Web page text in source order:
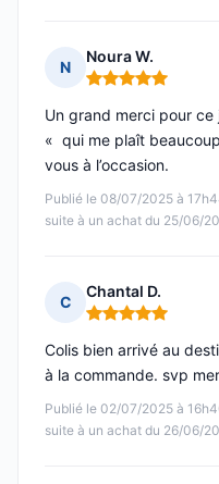
N
Noura W.
Note : 5 sur 5
Publié le 08/07/2025 à
suite à un achat du 25/06/
Un grand merci pour
« qui me plaît
vous à l’occasion.
C
Chantal D.
Note : 5 sur 5
Publié le 02/07/2025 à
suite à un achat du 26/06/
Colis bien arrivé au
à la commande. svp